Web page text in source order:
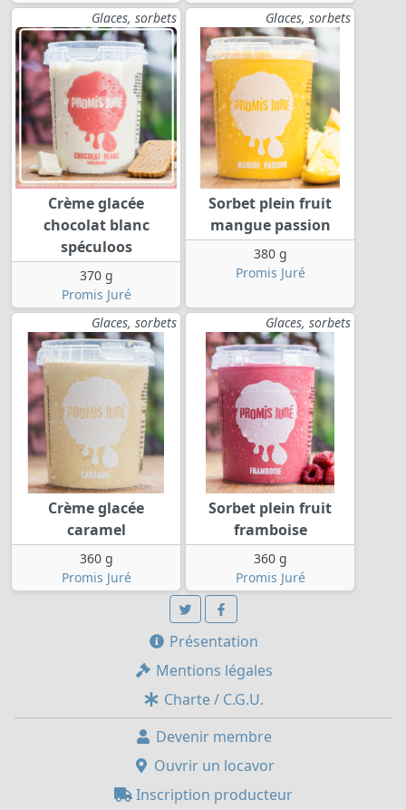
Glaces, sorbets
Crème glacée
chocolat blanc
spéculoos
370 g
Promis Juré
Glaces, sorbets
Sorbet plein fruit
mangue passion
380 g
Promis Juré
Glaces, sorbets
Crème glacée
caramel
360 g
Promis Juré
Glaces, sorbets
Sorbet plein fruit
framboise
360 g
Promis Juré
Présentation
Mentions légales
Charte / C.G.U.
Devenir membre
Ouvrir un locavor
Inscription producteur